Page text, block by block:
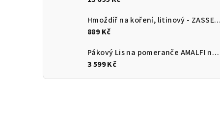
Hmoždíř na koření, litinový - ZASSENHAUS
889 Kč
Pákový Lis na pomeranče AMALFI nerezový lesklý - CILIO Solingen
3 599 Kč